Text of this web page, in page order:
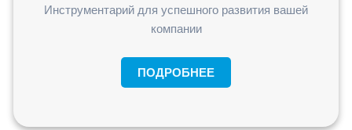
Инструментарий для успешного развития вашей
компании
ПОДРОБНЕЕ